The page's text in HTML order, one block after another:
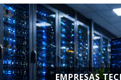
EMPRESAS